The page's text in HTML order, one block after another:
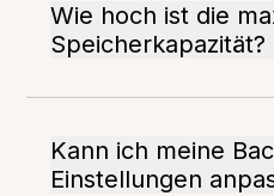
Wie hoch ist die
Speicherkapazität?
Kann ich meine
Einstellungen